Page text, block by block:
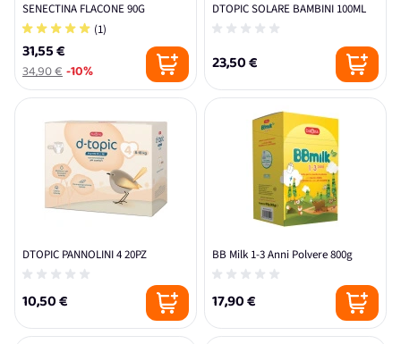
SENECTINA FLACONE 90G
(1)
31,55 €
34,90 €-10%
DTOPIC SOLARE BAMBINI 100ML
23,50 €
DTOPIC PANNOLINI 4 20PZ
10,50 €
BB Milk 1-3 Anni Polvere 800g
17,90 €